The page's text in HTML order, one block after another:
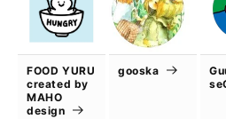
FOOD YURU
created by
MAHO
design
gooska